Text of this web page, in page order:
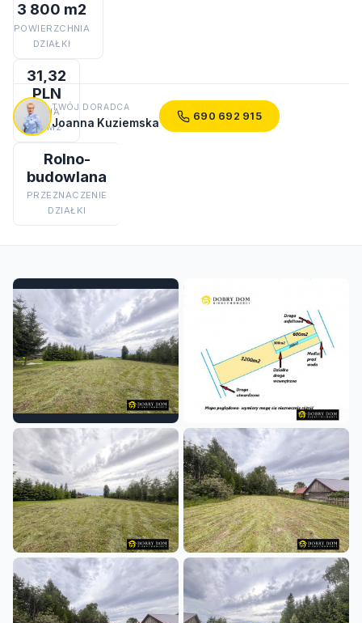
3 800 m2
POWIERZCHNIA
DZIAŁKI
31,32
PLN
CENA
ZA M2
Rolno-
budowlana
PRZEZNACZENIE
DZIAŁKI
TWÓJ DORADCA
Joanna Kuziemska 690 692 915